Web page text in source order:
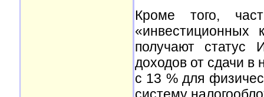
Кроме того,
«инвестиционных
получают статус
доходов от сдачи
с 13 % для